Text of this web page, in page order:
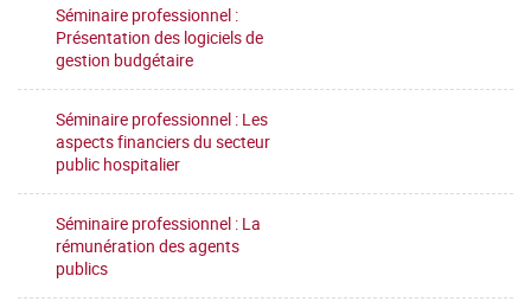
Séminaire professionnel :
Présentation des logiciels de
gestion budgétaire
Séminaire professionnel : Les
aspects financiers du secteur
public hospitalier
Séminaire professionnel : La
rémunération des agents
publics